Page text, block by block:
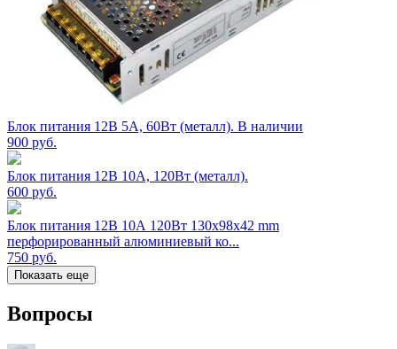
Блок питания 12В 5А, 60Вт (металл). В наличии
900 руб.
Блок питания 12В 10А, 120Вт (металл).
600 руб.
Блок питания 12В 10А 120Вт 130x98x42 mm
перфорированный алюминиевый ко...
750 руб.
Показать еще
Вопросы